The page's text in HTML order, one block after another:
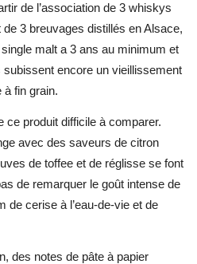
de l’association de 3 whiskys
3 breuvages distillés en Alsace,
malt a 3 ans au minimum et
encore un vieillissement
à fin grain.
ce produit difficile à comparer.
avec des saveurs de citron
de toffee et de réglisse se font
de remarquer le goût intense de
de cerise à l’eau-de-vie et de
des notes de pâte à papier